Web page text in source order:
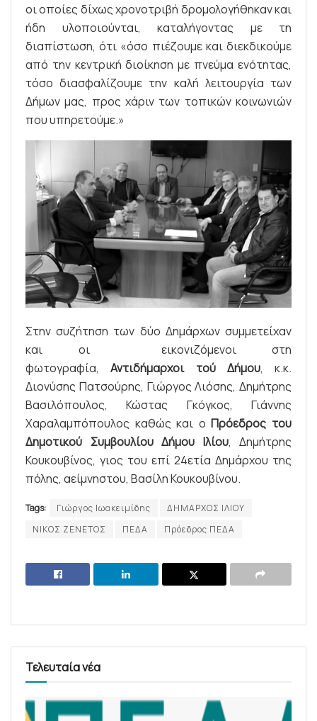
οι οποίες δίχως χρονοτριβή δρομολογήθηκαν και
ήδη υλοποιούνται, καταλήγοντας με τη
διαπίστωση, ότι «όσο πιέζουμε και διεκδικούμε
από την κεντρική διοίκηση με πνεύμα ενότητας,
τόσο διασφαλίζουμε την καλή λειτουργία των
Δήμων μας, προς χάριν των τοπικών κοινωνιών
που υπηρετούμε.»
Στην συζήτηση των δύο Δημάρχων συμμετείχαν
και οι εικονιζόμενοι στη
φωτογραφία,Αντιδήμαρχοι τού Δήμου, κ.κ.
Διονύσης Πατσούρης, Γιώργος Λιόσης, Δημήτρης
Βασιλόπουλος, Κώστας Γκόγκος, Γιάννης
Χαραλαμπόπουλος καθώς και οΠρόεδρος του
Δημοτικού Συμβουλίου Δήμου Ιλίου, Δημήτρης
Κουκουβίνος, γιος του επί 24ετία Δημάρχου της
πόλης, αείμνηστου, Βασίλη Κουκουβίνου.
Tags: Γιώργος Ιωακειμίδης
ΔΗΜΑΡΧΟΣ ΙΛΙΟΥ
ΝΙΚΟΣ ΖΕΝΕΤΟΣ
ΠΕΔΑ Πρόεδρος ΠΕΔΑ
Τελευταία νέα